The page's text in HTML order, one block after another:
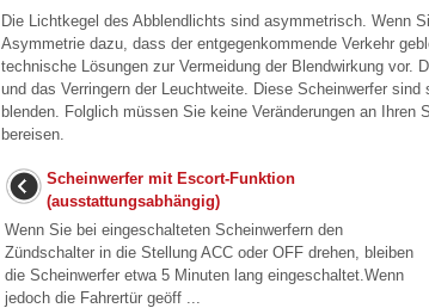
Die Lichtkegel des Abblendlichts sind asymmetrisch. Wenn
Asymmetrie dazu, dass der entgegenkommende Verkehr
technische Lösungen zur Vermeidung der Blendwirkung
und das Verringern der Leuchtweite. Diese Scheinwerfer
blenden. Folglich müssen Sie keine Veränderungen an
bereisen.
Scheinwerfer mit Escort-Funktion
(ausstattungsabhängig)
Wenn Sie bei eingeschalteten Scheinwerfern den
Zündschalter in die Stellung ACC oder OFF drehen, bleiben
die Scheinwerfer etwa 5 Minuten lang eingeschaltet.Wenn
jedoch die Fahrertür geöff ...